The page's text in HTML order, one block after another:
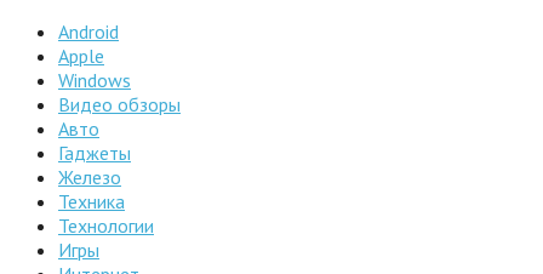
Android
Apple
Windows
Видео обзоры
Авто
Гаджеты
Железо
Техника
Технологии
Игры